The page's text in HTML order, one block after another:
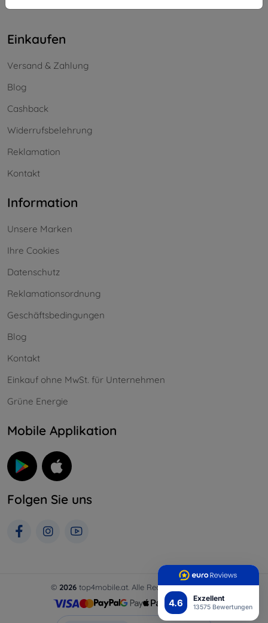
4.6 Exzellent
13575 Bewertungen
Einkaufen
Versand & Zahlung
Blog
Cashback
Widerrufsbelehrung
Reklamation
Kontakt
Information
Unsere Marken
Ihre Cookies
Datenschutz
Reklamationsordnung
Geschäftsbedingungen
Blog
Kontakt
Einkauf ohne MwSt. für Unternehmen
Grüne Energie
Mobile Applikation
Folgen Sie uns
© 2026top4mobile.at. Alle Rechte vorbehalten.